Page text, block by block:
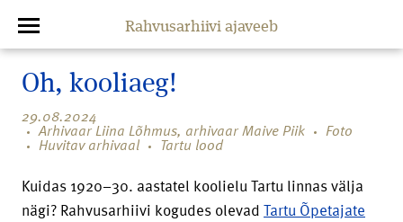
Rahvusarhiivi ajaveeb
Oh, kooliaeg!
29.08.2024
Arhivaar Liina Lõhmus, arhivaar Maive Piik Foto
Huvitav arhivaal Tartu lood
Kuidas 1920–30. aastatel koolielu Tartu linnas välja
nägi? Rahvusarhiivi kogudes olevad Tartu Õpetajate